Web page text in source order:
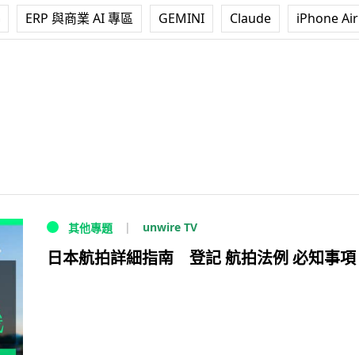
ERP 與商業 AI 專區 GEMINI Claude iPhone Air
其他專題 unwire TV
日本航拍詳細指南 登記 航拍法例 必知事項